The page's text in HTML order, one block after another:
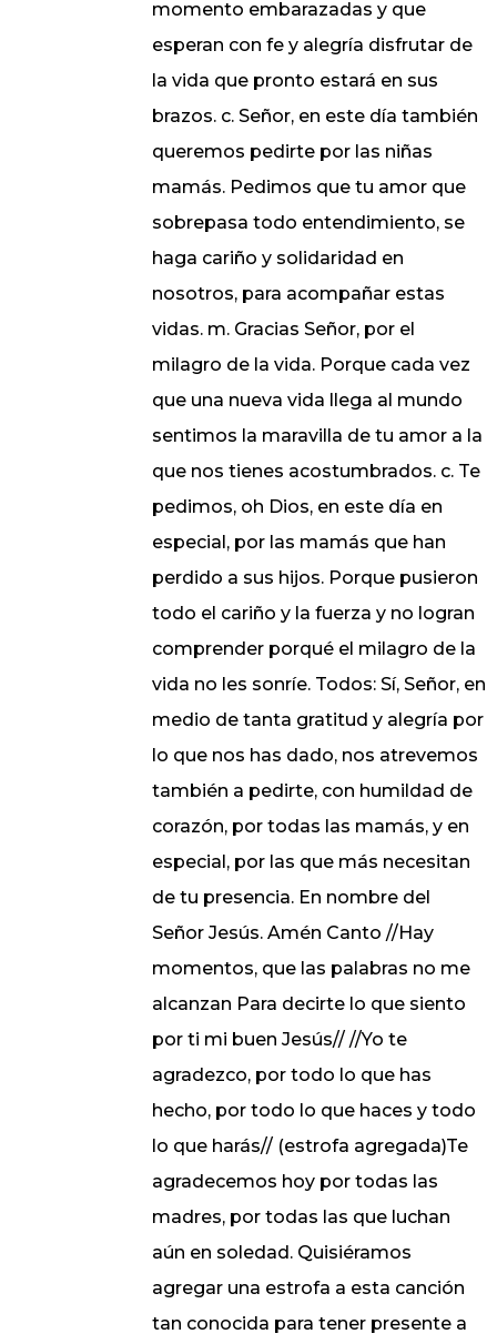
momento embarazadas y que
esperan con fe y alegría disfrutar de
la vida que pronto estará en sus
brazos. c. Señor, en este día también
queremos pedirte por las niñas
mamás. Pedimos que tu amor que
sobrepasa todo entendimiento, se
haga cariño y solidaridad en
nosotros, para acompañar estas
vidas. m. Gracias Señor, por el
milagro de la vida. Porque cada vez
que una nueva vida llega al mundo
sentimos la maravilla de tu amor a la
que nos tienes acostumbrados. c. Te
pedimos, oh Dios, en este día en
especial, por las mamás que han
perdido a sus hijos. Porque pusieron
todo el cariño y la fuerza y no logran
comprender porqué el milagro de la
vida no les sonríe. Todos: Sí, Señor, en
medio de tanta gratitud y alegría por
lo que nos has dado, nos atrevemos
también a pedirte, con humildad de
corazón, por todas las mamás, y en
especial, por las que más necesitan
de tu presencia. En nombre del
Señor Jesús. Amén Canto //Hay
momentos, que las palabras no me
alcanzan Para decirte lo que siento
por ti mi buen Jesús// //Yo te
agradezco, por todo lo que has
hecho, por todo lo que haces y todo
lo que harás// (estrofa agregada)Te
agradecemos hoy por todas las
madres, por todas las que luchan
aún en soledad. Quisiéramos
agregar una estrofa a esta canción
tan conocida para tener presente a